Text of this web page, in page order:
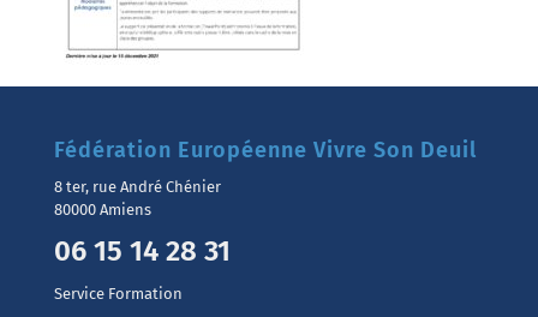
Fédération Européenne Vivre Son Deuil
8 ter, rue André Chénier
80000 Amiens
06 15 14 28 31
Service Formation